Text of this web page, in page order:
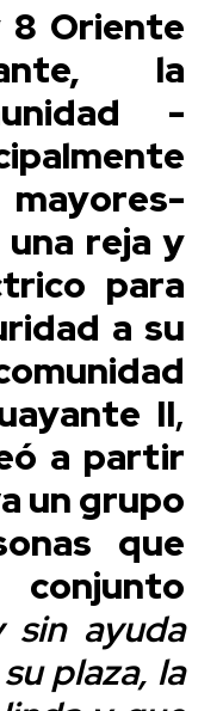
8 Oriente
la
-
reja y
para
a su
II,
a partir
un grupo
que
sin ayuda
plaza, la